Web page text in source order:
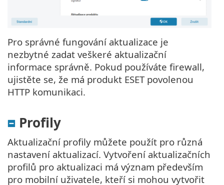
Pro správné fungování aktualizace je
nezbytné zadat veškeré aktualizační
informace správně. Pokud používáte firewall,
ujistěte se, že má produkt ESET povolenou
HTTP komunikaci.
Profily
Aktualizační profily můžete použít pro různá
nastavení aktualizací. Vytvoření aktualizačních
profilů pro aktualizaci má význam především
pro mobilní uživatele, kteří si mohou vytvořit